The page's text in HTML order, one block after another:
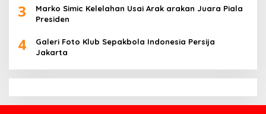
3
Marko Simic Kelelahan Usai Arak arakan Juara Piala
Presiden
4
Galeri Foto Klub Sepakbola Indonesia Persija
Jakarta